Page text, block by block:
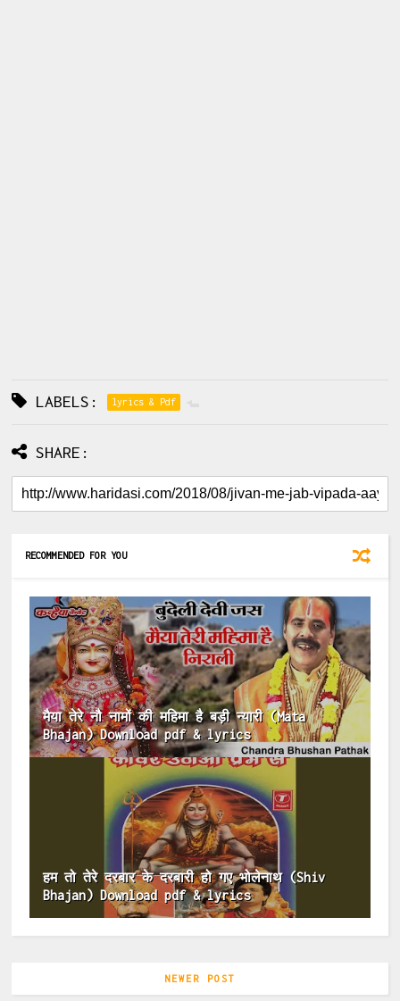
LABELS: lyrics & Pdf
SHARE:
RECOMMENDED FOR YOU
मैया तेरे नौ नामों की महिमा है बड़ी न्यारी (Mata
Bhajan) Download pdf & lyrics
हम तो तेरे दरबार के दरबारी हो गए भोलेनाथ (Shiv
Bhajan) Download pdf & lyrics
NEWER POST